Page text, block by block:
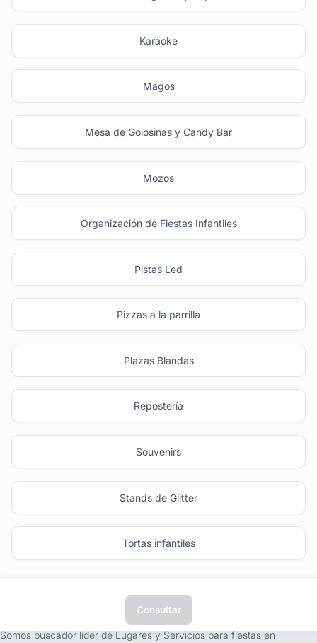
Karaoke
Magos
Mesa de Golosinas y Candy Bar
Mozos
Organización de Fiestas Infantiles
Pistas Led
Pizzas a la parrilla
Plazas Blandas
Repostería
Souvenirs
Stands de Glitter
Tortas infantiles
Consultar
Somos buscador líder de Lugares y Servicios para fiestas en